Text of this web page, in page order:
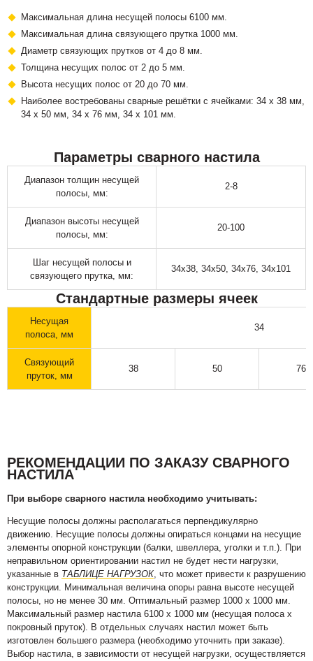
Максимальная длина несущей полосы 6100 мм.
Максимальная длина связующего прутка 1000 мм.
Диаметр связующих прутков от 4 до 8 мм.
Толщина несущих полос от 2 до 5 мм.
Высота несущих полос от 20 до 70 мм.
Наиболее востребованы сварные решётки с ячейками: 34 х 38 мм,
34 х 50 мм, 34 х 76 мм, 34 х 101 мм.
Параметры сварного настила
Диапазон толщин несущей
полосы, мм:
2-8
Диапазон высоты несущей
полосы, мм:
20-100
Шаг несущей полосы и
связующего прутка, мм:
34х38, 34х50, 34х76, 34х101
Стандартные размеры ячеек
Несущая
полоса, мм
34
Связующий
пруток, мм
38 50 76
РЕКОМЕНДАЦИИ ПО ЗАКАЗУ СВАРНОГО
НАСТИЛА
При выборе сварного настила необходимо учитывать:
Несущие полосы должны располагаться перпендикулярно
движению. Несущие полосы должны опираться концами на несущие
элементы опорной конструкции (балки, швеллера, уголки и т.п.). При
неправильном ориентировании настил не будет нести нагрузки,
указанные в ТАБЛИЦЕ НАГРУЗОК, что может привести к разрушению
конструкции. Минимальная величина опоры равна высоте несущей
полосы, но не менее 30 мм. Оптимальный размер 1000 х 1000 мм.
Максимальный размер настила 6100 х 1000 мм (несущая полоса х
покровный пруток). В отдельных случаях настил может быть
изготовлен большего размера (необходимо уточнить при заказе).
Выбор настила, в зависимости от несущей нагрузки, осуществляется